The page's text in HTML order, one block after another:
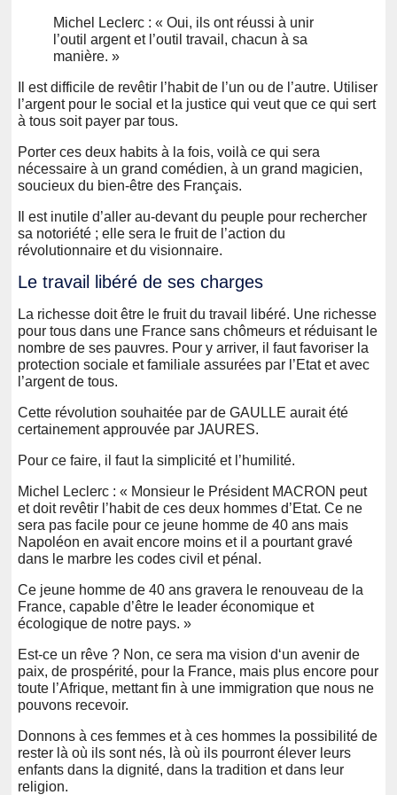
Michel Leclerc : « Oui, ils ont réussi à unir
l’outil argent et l’outil travail, chacun à sa
manière. »
Il est difficile de revêtir l’habit de l’un ou de l’autre. Utiliser
l’argent pour le social et la justice qui veut que ce qui sert
à tous soit payer par tous.
Porter ces deux habits à la fois, voilà ce qui sera
nécessaire à un grand comédien, à un grand magicien,
soucieux du bien-être des Français.
Il est inutile d’aller au-devant du peuple pour rechercher
sa notoriété ; elle sera le fruit de l’action du
révolutionnaire et du visionnaire.
Le travail libéré de ses charges
La richesse doit être le fruit du travail libéré. Une richesse
pour tous dans une France sans chômeurs et réduisant le
nombre de ses pauvres. Pour y arriver, il faut favoriser la
protection sociale et familiale assurées par l’Etat et avec
l’argent de tous.
Cette révolution souhaitée par de GAULLE aurait été
certainement approuvée par JAURES.
Pour ce faire, il faut la simplicité et l’humilité.
Michel Leclerc : « Monsieur le Président MACRON peut
et doit revêtir l’habit de ces deux hommes d’Etat. Ce ne
sera pas facile pour ce jeune homme de 40 ans mais
Napoléon en avait encore moins et il a pourtant gravé
dans le marbre les codes civil et pénal.
Ce jeune homme de 40 ans gravera le renouveau de la
France, capable d’être le leader économique et
écologique de notre pays. »
Est-ce un rêve ? Non, ce sera ma vision d‘un avenir de
paix, de prospérité, pour la France, mais plus encore pour
toute l’Afrique, mettant fin à une immigration que nous ne
pouvons recevoir.
Donnons à ces femmes et à ces hommes la possibilité de
rester là où ils sont nés, là où ils pourront élever leurs
enfants dans la dignité, dans la tradition et dans leur
religion.